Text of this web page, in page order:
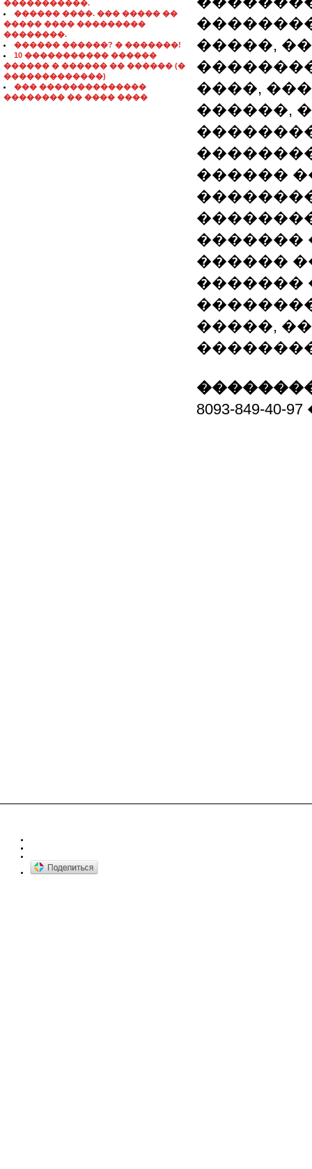
�����������.
������ ����. ��� ����� ��
����� ���� ���������
��������.
������ ������? � �������!
10 ����������� ������
������ � ������ �� ������ (�
�������������)
��� ��������������
�������� �� ���� ����
�����,
����,
������,
������
�������
������
�������
�����,
8093-849-